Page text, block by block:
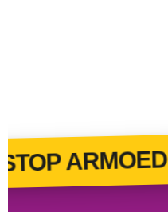
ARMOEDE